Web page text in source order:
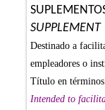
SUPPLEMENT
Destinado a
empleadores o
Título en términos
Intended to